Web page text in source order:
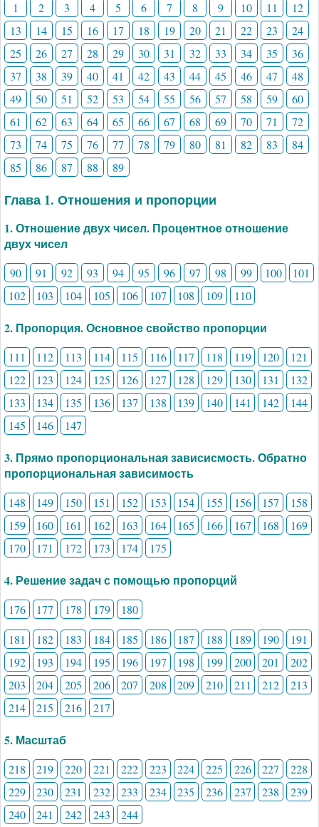
1 2 3 4 5 6 7 8 9 10 11
12
13
14 15 16 17 18 19 20 21 22 23
24
25
26 27 28 29 30 31 32 33 34 35
36
37
38 39 40 41 42 43 44 45 46 47
48
49
50 51 52 53 54 55 56 57 58 59
60
61
62 63 64 65 66 67 68 69 70 71
72
73
74 75 76 77 78 79 80 81 82 83
84
85
86 87 88 89
Глава 1. Отношения и пропорции
1. Отношение двух чисел. Процентное отношение
двух чисел
90 91 92 93 94 95 96 97 98 99 100
101
102
103 104 105 106 107 108 109 110
2. Пропорция. Основное свойство пропорции
111 112 113 114 115 116 117 118 119 120
121
122
123 124 125 126 127 128 129 130 131
132
133
134 135 136 137 138 139 140 141 142
144
145
146 147
3. Прямо пропорциональная зависисмость. Обратно
пропорциональная зависимость
148 149 150 151 152 153 154 155 156 157
158
159
160 161 162 163 164 165 166 167 168
169
170
171 172 173 174 175
4. Решение задач с помощью пропорций
176 177 178 179
180
181
182 183 184 185 186 187 188 189 190
191
192
193 194 195 196 197 198 199 200 201
202
203
204 205 206 207 208 209 210 211 212
213
214
215 216 217
5. Масштаб
218 219 220 221 222 223 224 225 226 227
228
229
230 231 232 233 234 235 236 237 238
239
240
241 242 243 244